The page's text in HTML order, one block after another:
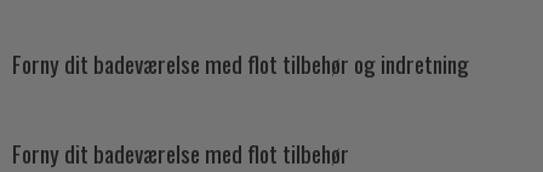
Forny dit badeværelse med flot tilbehør og indretning
Forny dit badeværelse med flot tilbehør